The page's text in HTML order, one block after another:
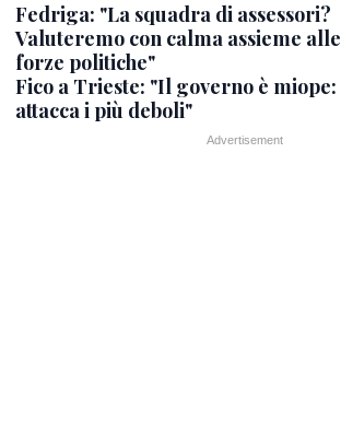
Fedriga: "La squadra di assessori?
Valuteremo con calma assieme alle
forze politiche"
Fico a Trieste: "Il governo è miope:
attacca i più deboli"